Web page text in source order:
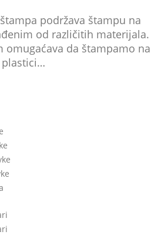
podržava štampu na
od različitih materijala.
omugaćava da štampamo na
plastici…